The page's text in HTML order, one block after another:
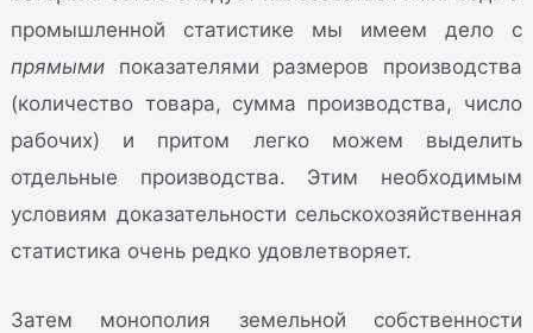
промышленной статистике мы имеем дело с
прямыми показателями размеров производства
(количество товара, сумма производства, число
рабочих) и притом легко можем выделить
отдельные производства. Этим необходимым
условиям доказательности сельскохозяйственная
статистика очень редко удовлетворяет.
Затем монополия земельной собственности